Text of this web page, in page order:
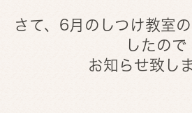
さて、6月のしつけ教室
したので
お知らせ致しま